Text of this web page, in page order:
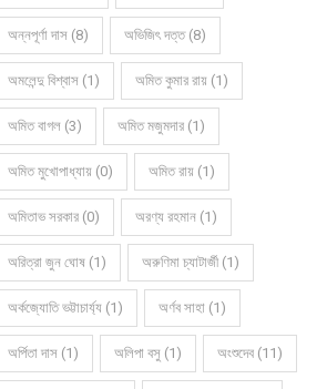
অন্নপূর্ণা দাস (8) অভিজিৎ দত্ত (8)
অমলেন্দু বিশ্বাস (1) অমিত কুমার রায় (1)
অমিত বাগল (3) অমিত মজুমদার (1)
অমিত মুখোপাধ্যায় (0) অমিত রায় (1)
অমিতাভ সরকার (0) অরণ্য রহমান (1)
অরিত্রা জুন ঘোষ (1) অরুণিমা চ্যাটার্জী (1)
অর্কজ্যোতি ভট্টাচার্য্য (1) অর্ণব সাহা (1)
অর্পিতা দাস (1) অলিপা বসু (1) অংশুদেব (11)